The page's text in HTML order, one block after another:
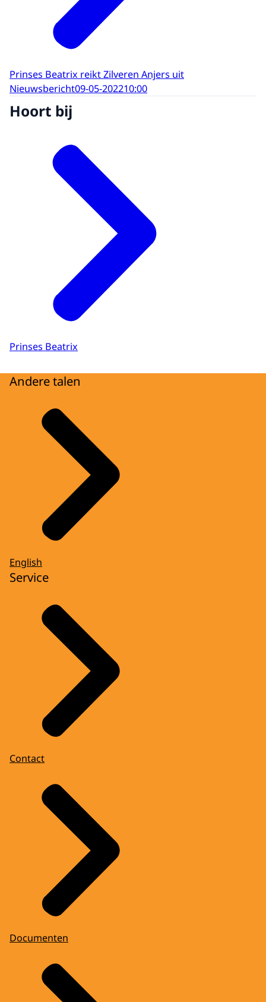
Prinses Beatrix reikt Zilveren Anjers uit
Nieuwsbericht09-05-202210:00
Hoort bij
Prinses Beatrix
Andere talen
English
Service
Contact
Documenten